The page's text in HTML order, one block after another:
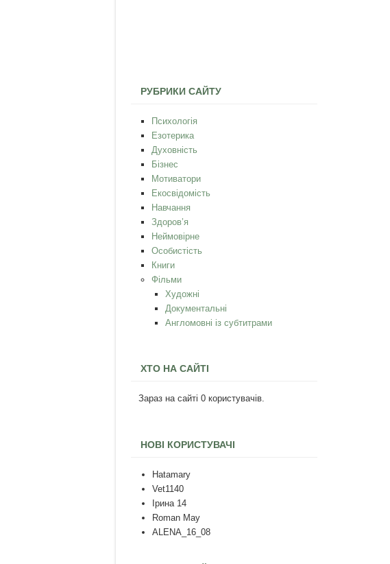
РУБРИКИ САЙТУ
Психологія
Езотерика
Духовність
Бізнес
Мотиватори
Екосвідомість
Навчання
Здоров’я
Неймовірне
Особистість
Книги
Фільми
Художні
Документальні
Англомовні із субтитрами
ХТО НА САЙТІ
Зараз на сайті 0 користувачів.
НОВІ КОРИСТУВАЧІ
Hatamary
Vet1140
Ірина 14
Roman May
ALENA_16_08